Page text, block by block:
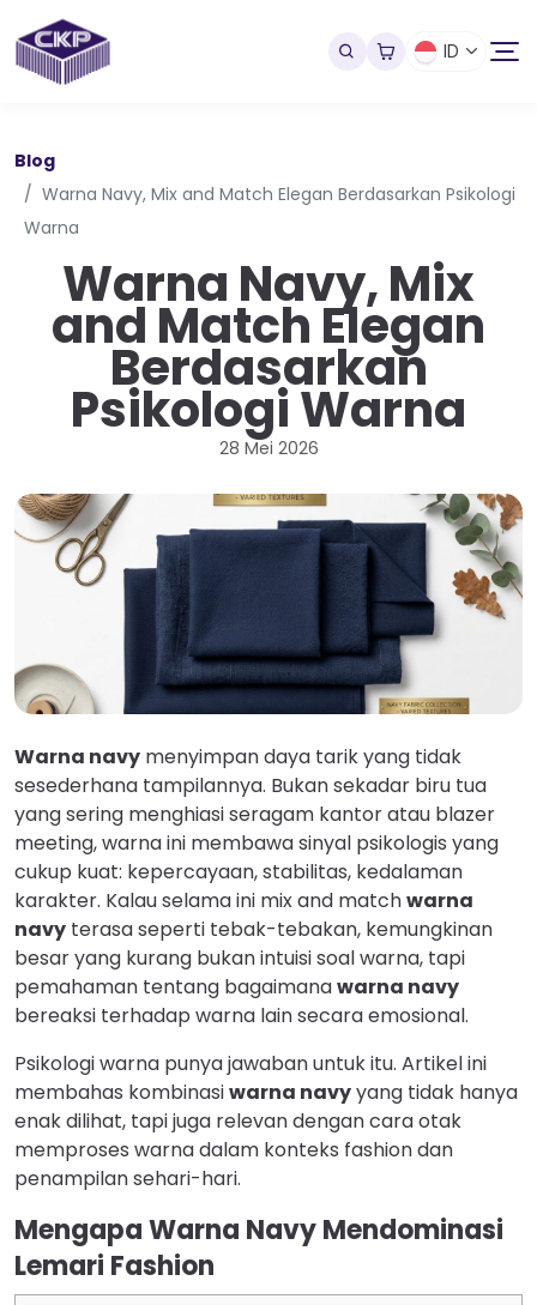
ID
Blog
Warna Navy, Mix and Match Elegan Berdasarkan Psikologi
Warna
Warna Navy, Mix
and Match Elegan
Berdasarkan
Psikologi Warna
28 Mei 2026
Warna navy menyimpan daya tarik yang tidak
sesederhana tampilannya. Bukan sekadar biru tua
yang sering menghiasi seragam kantor atau blazer
meeting, warna ini membawa sinyal psikologis yang
cukup kuat: kepercayaan, stabilitas, kedalaman
karakter. Kalau selama ini mix and matchwarna
navy terasa seperti tebak-tebakan, kemungkinan
besar yang kurang bukan intuisi soal warna, tapi
pemahaman tentang bagaimanawarna navy
bereaksi terhadap warna lain secara emosional.
Psikologi warna punya jawaban untuk itu. Artikel ini
membahas kombinasiwarna navyyang tidak hanya
enak dilihat, tapi juga relevan dengan cara otak
memproses warna dalam konteks fashion dan
penampilan sehari-hari.
Mengapa Warna Navy Mendominasi
Lemari Fashion